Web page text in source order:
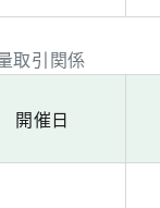
取引関係
開催日